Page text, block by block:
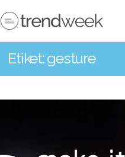
Etiket: gesture